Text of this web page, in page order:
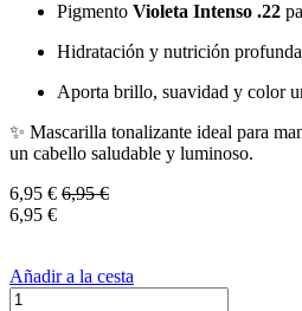
Pigmento Violeta Intenso .22
Hidratación y nutrición profunda
Aporta brillo, suavidad y color
✨ Mascarilla tonalizante ideal para
un cabello saludable y luminoso.
6,95 € 6,95€
6,95 €
Añadir a la cesta